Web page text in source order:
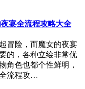
宴全流程攻略大全
冒险，而魔女的夜宴
的，各种立绘非常优
角色也都个性鲜明，
流程攻…